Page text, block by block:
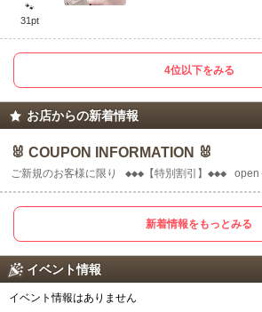
🐾
31pt
4位以下をみる
お店からの新着情報
🐰 COUPON INFORMATION 🐰
新着情報をもっとみる
イベント情報
イベント情報はありません
北海道